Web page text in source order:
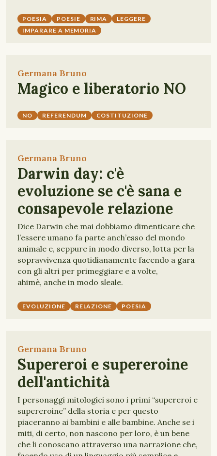
POESIA POESIE RIMA
LEGGERE
IMPARARE A MEMORIA
Germana Bruno
Magico e liberatorio NO
NO REFERENDUM COSTITUZIONE
Germana Bruno
Darwin day: c'è
evoluzione se c'è sana e
consapevole relazione
Dice Darwin che mai dobbiamo dimenticare che
l’essere umano fa parte anch’esso del mondo
animale e, seppure in modo diverso, lotta per la
sopravvivenza quotidianamente facendo a gara
con gli altri per primeggiare e a volte,
ahimè, anche in modo sleale.
EVOLUZIONE RELAZIONE POESIA
Germana Bruno
Supereroi e supereroine
dell'antichità
I personaggi mitologici sono i primi “supereroi e
supereroine” della storia e per questo
piaceranno ai bambini e alle bambine. Anche se i
miti, di certo, non nascono per loro, è un bene
che li conoscano attraverso una narrazione che,